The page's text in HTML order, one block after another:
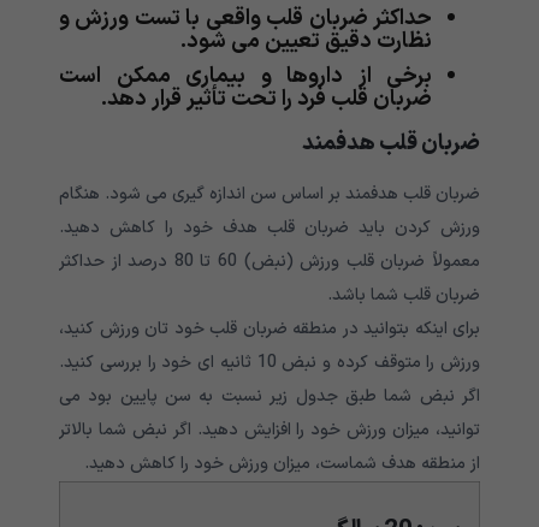
حداکثر ضربان قلب واقعی با تست ورزش و
نظارت دقیق تعیین می شود.
برخی از داروها و بیماری ممکن است
ضربان قلب فرد را تحت تأثیر قرار دهد.
ضربان قلب هدفمند
ضربان قلب هدفمند بر اساس سن اندازه گیری می شود. هنگام
ورزش کردن باید ضربان قلب هدف خود را کاهش دهید.
معمولاً ضربان قلب ورزش (نبض) 60 تا 80 درصد از حداکثر
ضربان قلب شما باشد.
برای اینکه بتوانید در منطقه ضربان قلب خود تان ورزش کنید،
ورزش را متوقف کرده و نبض 10 ثانیه ای خود را بررسی کنید.
اگر نبض شما طبق جدول زیر نسبت به سن پایین بود می
توانید، میزان ورزش خود را افزایش دهید. اگر نبض شما بالاتر
از منطقه هدف شماست، میزان ورزش خود را کاهش دهید.